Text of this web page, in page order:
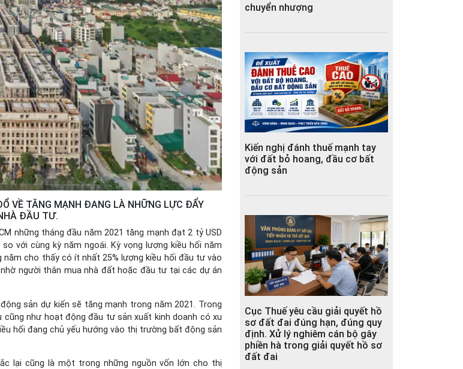
VỀ TĂNG MẠNH ĐANG LÀ NHỮNG LỰC ĐẨY
ĐẦU TƯ.
những tháng đầu năm 2021 tăng mạnh đạt 2 tỷ USD
với cùng kỳ năm ngoái. Kỳ vọng lượng kiều hối năm
năm cho thấy có ít nhất 25% lượng kiều hối đầu tư vào
người thân mua nhà đất hoặc đầu tư tại các dự án
sản dự kiến sẽ tăng mạnh trong năm 2021. Trong
như hoạt động đầu tư sản xuất kinh doanh có xu
hối đang chủ yếu hướng vào thị trường bất động sản
lại cũng là một trong những nguồn vốn lớn cho thị
chuyển nhượng
Kiến nghị đánh thuế mạnh tay
với đất bỏ hoang, đầu cơ bất
động sản
Cục Thuế yêu cầu giải quyết hồ
sơ đất đai đúng hạn, đúng quy
định. Xử lý nghiêm cán bộ gây
phiền hà trong giải quyết hồ sơ
đất đai